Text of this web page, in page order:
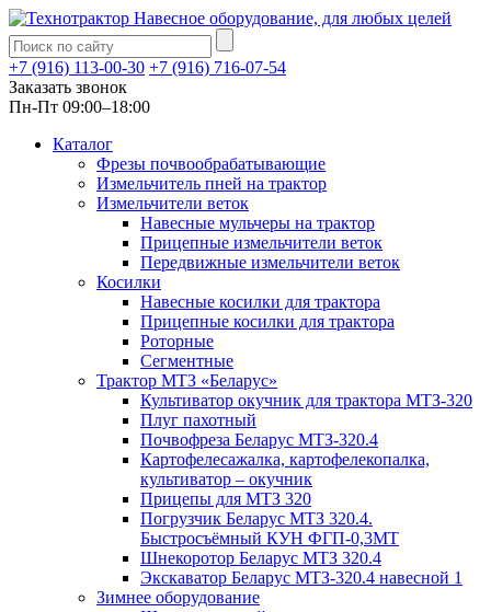
Навесное оборудование, для любых целей
+7 (916) 113-00-30 +7 (916) 716-07-54
Заказать звонок
Пн-Пт 09:00–18:00
Каталог
Фрезы почвообрабатывающие
Измельчитель пней на трактор
Измельчители веток
Навесные мульчеры на трактор
Прицепные измельчители веток
Передвижные измельчители веток
Косилки
Навесные косилки для трактора
Прицепные косилки для трактора
Роторные
Сегментные
Трактор МТЗ «Беларус»
Культиватор окучник для трактора МТЗ-320
Плуг пахотный
Почвофреза Беларус МТЗ-320.4
Картофелесажалка, картофелекопалка,
культиватор – окучник
Прицепы для МТЗ 320
Погрузчик Беларус МТЗ 320.4.
Быстросъёмный КУН ФГП-0,3МТ
Шнекоротор Беларус МТЗ 320.4
Экскаватор Беларус МТЗ-320.4 навесной 1
Зимнее оборудование